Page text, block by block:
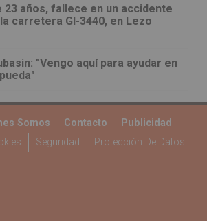
23 años, fallece en un accidente
carretera GI-3440, en Lezo
"Vengo aquí para ayudar en
Somos Contacto
Publicidad
Seguridad Protección De Datos